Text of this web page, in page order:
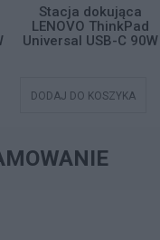
Stacja dokująca
LENOVO ThinkPad
Universal USB-C 90W
DODAJ DO KOSZYKA